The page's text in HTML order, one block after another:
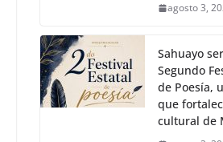
agosto 3,
Sahuayo
Segundo
de Poesía,
que
cultural de